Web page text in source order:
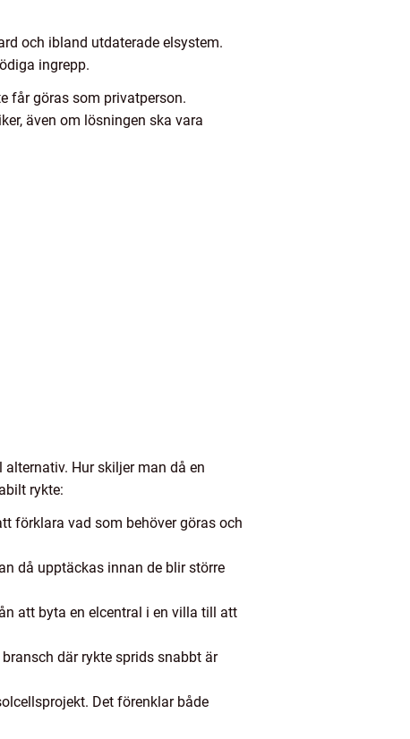
och ibland utdaterade elsystem.
ingrepp.
får göras som privatperson.
även om lösningen ska vara
Hur skiljer man då en
rykte:
förklara vad som behöver göras och
då upptäckas innan de blir större
att byta en elcentral i en villa till att
där rykte sprids snabbt är
Det förenklar både